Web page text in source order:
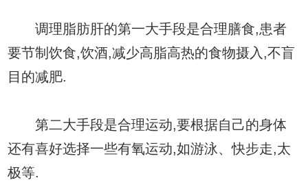
调理脂肪肝的第一大手段是合理膳食,患者
要节制饮食,饮酒,减少高脂高热的食物摄入,不盲
目的减肥.
第二大手段是合理运动,要根据自己的身体
还有喜好选择一些有氧运动,如游泳、快步走,太
极等.